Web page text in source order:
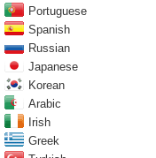
Portuguese
Spanish
Russian
Japanese
Korean
Arabic
Irish
Greek